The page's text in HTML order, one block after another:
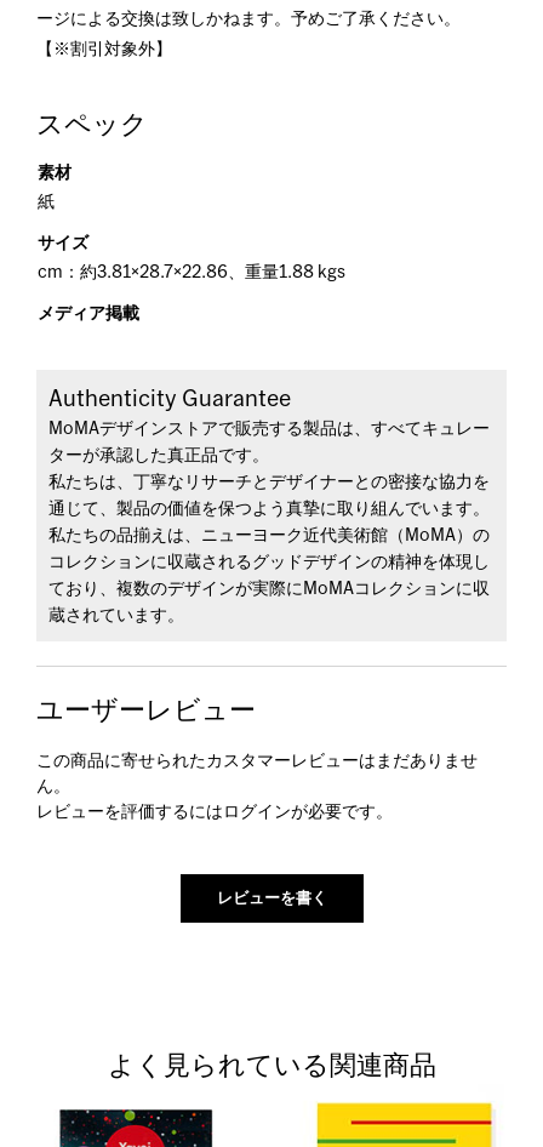
ージによる交換は致しかねます。予めご了承ください。
【※割引対象外】
スペック
素材
紙
サイズ
cm：約3.81×28.7×22.86、重量1.88 kgs
メディア掲載
Authenticity Guarantee
MoMAデザインストアで販売する製品は、すべてキュレー
ターが承認した真正品です。
私たちは、丁寧なリサーチとデザイナーとの密接な協力を
通じて、製品の価値を保つよう真摯に取り組んでいます。
私たちの品揃えは、ニューヨーク近代美術館（MoMA）の
コレクションに収蔵されるグッドデザインの精神を体現し
ており、複数のデザインが実際にMoMAコレクションに収
蔵されています。
ユーザーレビュー
この商品に寄せられたカスタマーレビューはまだありませ
ん。
レビューを評価するには ログインが必要です。
よく見られている関連商品